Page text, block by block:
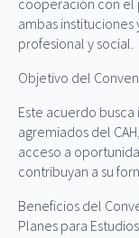
cooperación con
ambas
profesional y social.
Objetivo del
Este acuerdo
agremiados del
acceso a
contribuyan a su
Beneficios del
Planes para